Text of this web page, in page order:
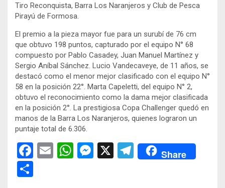
Tiro Reconquista, Barra Los Naranjeros y Club de Pesca
Pirayú de Formosa.
El premio a la pieza mayor fue para un surubí de 76 cm
que obtuvo 198 puntos, capturado por el equipo N° 68
compuesto por Pablo Casadey, Juan Manuel Martínez y
Sergio Aníbal Sánchez. Lucio Vandecaveye, de 11 años, se
destacó como el menor mejor clasificado con el equipo N°
58 en la posición 22°. Marta Capeletti, del equipo N° 2,
obtuvo el reconocimiento como la dama mejor clasificada
en la posición 2°. La prestigiosa Copa Challenger quedó en
manos de la Barra Los Naranjeros, quienes lograron un
puntaje total de 6.306.
F
E
W M X
T
Share